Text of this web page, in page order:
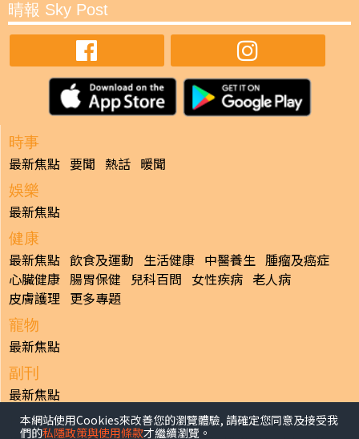
晴報 Sky Post
時事
最新焦點 要聞 熱話 暖聞
娛樂
最新焦點
健康
最新焦點 飲食及運動 生活健康 中醫養生 腫瘤及癌症
心臟健康 腸胃保健 兒科百問 女性疾病 老人病
皮膚護理 更多專題
寵物
最新焦點
副刊
最新焦點
日報
本網站使用Cookies來改善您的瀏覽體驗, 請確定您同意及接受我
們的私隱政策與使用條款才繼續瀏覽。